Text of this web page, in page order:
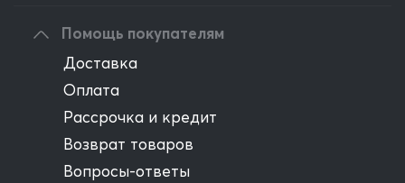
Помощь покупателям
Доставка
Оплата
Рассрочка и кредит
Возврат товаров
Вопросы-ответы